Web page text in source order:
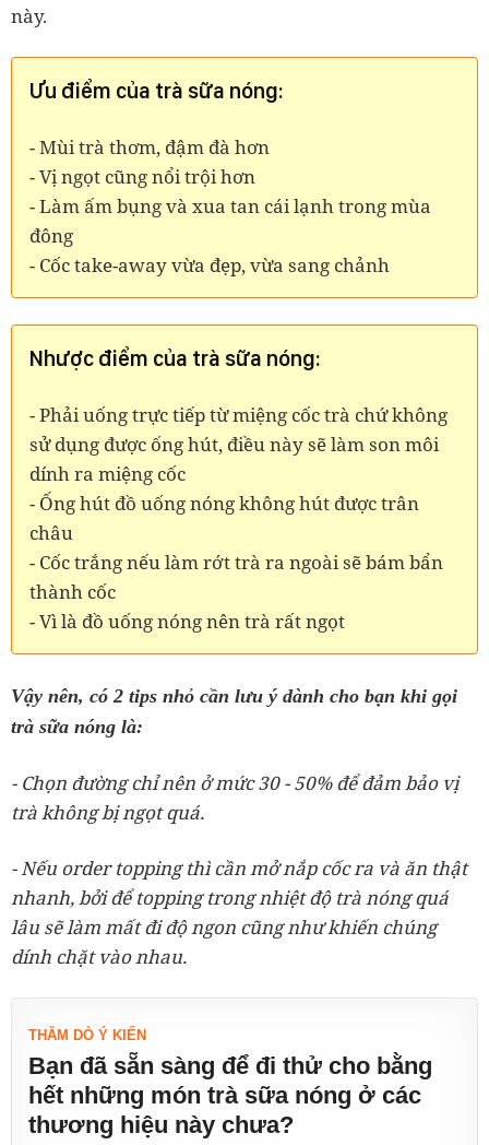
này.
Ưu điểm của trà sữa nóng:
- Mùi trà thơm, đậm đà hơn
- Vị ngọt cũng nổi trội hơn
- Làm ấm bụng và xua tan cái lạnh trong mùa
đông
- Cốc take-away vừa đẹp, vừa sang chảnh
Nhược điểm của trà sữa nóng:
- Phải uống trực tiếp từ miệng cốc trà chứ không
sử dụng được ống hút, điều này sẽ làm son môi
dính ra miệng cốc
- Ống hút đồ uống nóng không hút được trân
châu
- Cốc trắng nếu làm rớt trà ra ngoài sẽ bám bẩn
thành cốc
- Vì là đồ uống nóng nên trà rất ngọt
Vậy nên, có 2 tips nhỏ cần lưu ý dành cho bạn khi gọi
trà sữa nóng là:
- Chọn đường chỉ nên ở mức 30 - 50% để đảm bảo vị
trà không bị ngọt quá.
- Nếu order topping thì cần mở nắp cốc ra và ăn thật
nhanh, bởi để topping trong nhiệt độ trà nóng quá
lâu sẽ làm mất đi độ ngon cũng như khiến chúng
dính chặt vào nhau.
THĂM DÒ Ý KIẾN
Bạn đã sẵn sàng để đi thử cho bằng
hết những món trà sữa nóng ở các
thương hiệu này chưa?